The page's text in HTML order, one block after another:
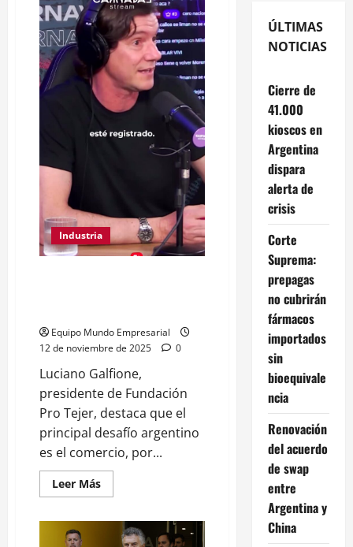
Industria
Equipo Mundo Empresarial
12 de noviembre de 2025
0
Luciano Galfione,
presidente de Fundación
Pro Tejer, destaca que el
principal desafío argentino
es el comercio, por...
Leer MásLeer
más
problema
ÚLTIMAS
NOTICIAS
Cierre de
41.000
kioscos en
Argentina
dispara
alerta de
crisis
Corte
Suprema:
prepagas
no cubrirán
fármacos
importados
sin
bioequivale
ncia
Renovación
del acuerdo
de swap
entre
Argentina y
China